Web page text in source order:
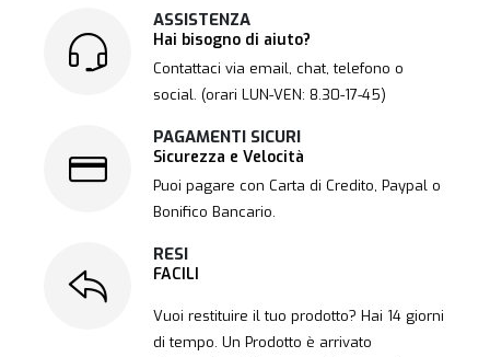
ASSISTENZA
Hai bisogno di aiuto?
Contattaci via email, chat, telefono o
social. (orari LUN-VEN: 8.30-17-45)
PAGAMENTI SICURI
Sicurezza e Velocità
Puoi pagare con Carta di Credito, Paypal o
Bonifico Bancario.
RESI
FACILI
Vuoi restituire il tuo prodotto? Hai 14 giorni
di tempo. Un Prodotto è arrivato